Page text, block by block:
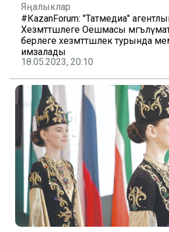
Яңалыклар
#КаzanForum: "Татмедиа"
Хезмәттәшлеге Оешмасы
берлеге хезмәттәшлек турында
имзалады
18.05.2023, 20:10